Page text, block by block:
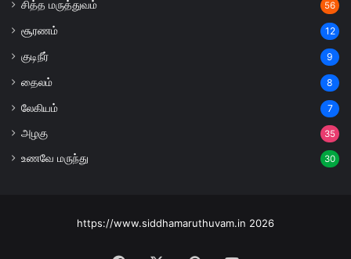
சித்த மருத்துவம் 56
சூரணம் 12
குடிநீர் 9
தைலம் 8
லேகியம் 7
அழகு 35
உணவே மருந்து 30
https://www.siddhamaruthuvam.in 2026